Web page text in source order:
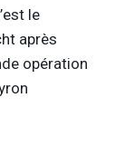
le
après
opération